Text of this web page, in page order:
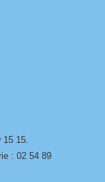
15 15.
: 02 54 89